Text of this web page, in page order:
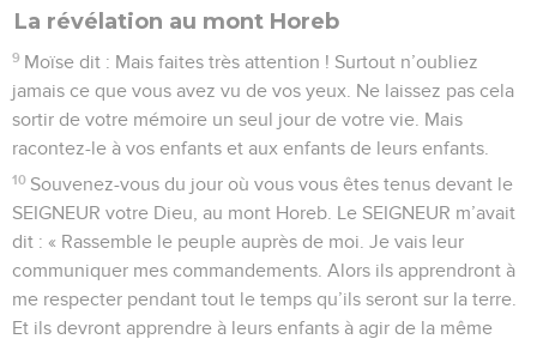
La révélation au mont Horeb
9 Moïse dit : Mais faites très attention ! Surtout n’oubliez
jamais ce que vous avez vu de vos yeux. Ne laissez pas cela
sortir de votre mémoire un seul jour de votre vie. Mais
racontez-le à vos enfants et aux enfants de leurs enfants.
10 Souvenez-vous du jour où vous vous êtes tenus devant le
SEIGNEUR votre Dieu, au mont Horeb. Le SEIGNEUR m’avait
dit : « Rassemble le peuple auprès de moi. Je vais leur
communiquer mes commandements. Alors ils apprendront à
me respecter pendant tout le temps qu’ils seront sur la terre.
Et ils devront apprendre à leurs enfants à agir de la même